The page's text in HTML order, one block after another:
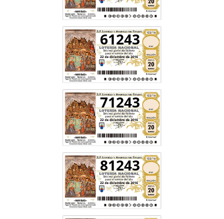
61243
71243
81243